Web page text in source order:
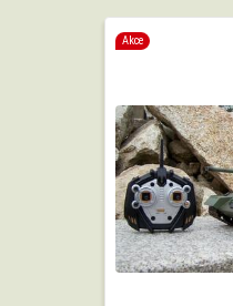
Akce